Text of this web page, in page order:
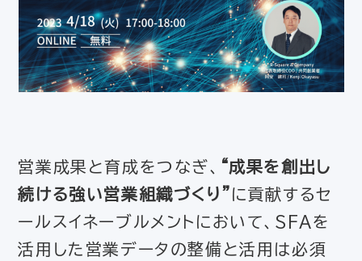
営業成果と育成をつなぎ、 “成果を創出し
続ける強い営業組織づくり” に貢献するセ
ールスイネーブルメントにおいて、SFAを
活用した営業データの整備と活用は必須